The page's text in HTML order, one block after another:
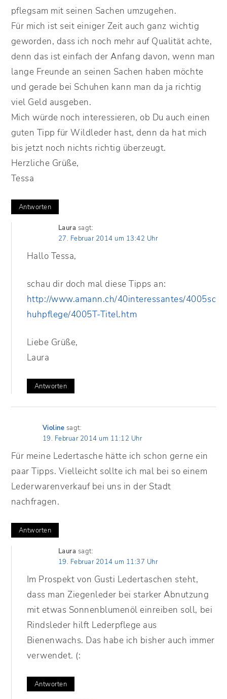
pflegsam mit seinen Sachen umzugehen.
Für mich ist seit einiger Zeit auch ganz wichtig
geworden, dass ich noch mehr auf Qualität achte,
denn das ist einfach der Anfang davon, wenn man
lange Freunde an seinen Sachen haben möchte
und gerade bei Schuhen kann man da ja richtig
viel Geld ausgeben.
Mich würde noch interessieren, ob Du auch einen
guten Tipp für Wildleder hast, denn da hat mich
bis jetzt noch nichts richtig überzeugt.
Herzliche Grüße,
Tessa
Antworten
Laura sagt:
27. Februar 2014 um 13:42 Uhr
Hallo Tessa,
schau dir doch mal diese Tipps an:
http://www.amann.ch/40interessantes/4005sc
huhpflege/4005T-Titel.htm
Liebe Grüße,
Laura
Antworten
Violine sagt:
19. Februar 2014 um 11:12 Uhr
Für meine Ledertasche hätte ich schon gerne ein
paar Tipps. Vielleicht sollte ich mal bei so einem
Lederwarenverkauf bei uns in der Stadt
nachfragen.
Antworten
Laura sagt:
19. Februar 2014 um 11:37 Uhr
Im Prospekt von Gusti Ledertaschen steht,
dass man Ziegenleder bei starker Abnutzung
mit etwas Sonnenblumenöl einreiben soll, bei
Rindsleder hilft Lederpflege aus
Bienenwachs. Das habe ich bisher auch immer
verwendet. (:
Antworten